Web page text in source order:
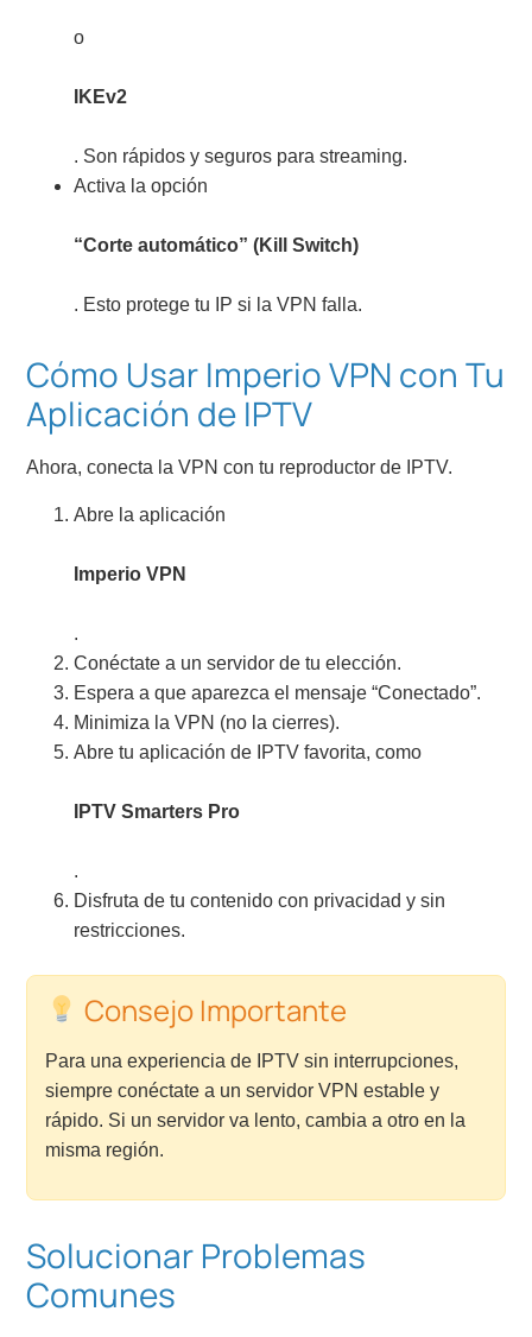
o
IKEv2
. Son rápidos y seguros para streaming.
Activa la opción
“Corte automático” (Kill Switch)
. Esto protege tu IP si la VPN falla.
Cómo Usar Imperio VPN con Tu
Aplicación de IPTV
Ahora, conecta la VPN con tu reproductor de IPTV.
Abre la aplicación
Imperio VPN
.
Conéctate a un servidor de tu elección.
Espera a que aparezca el mensaje “Conectado”.
Minimiza la VPN (no la cierres).
Abre tu aplicación de IPTV favorita, como
IPTV Smarters Pro
.
Disfruta de tu contenido con privacidad y sin
restricciones.
Consejo Importante
Para una experiencia de IPTV sin interrupciones,
siempre conéctate a un servidor VPN estable y
rápido. Si un servidor va lento, cambia a otro en la
misma región.
Solucionar Problemas
Comunes